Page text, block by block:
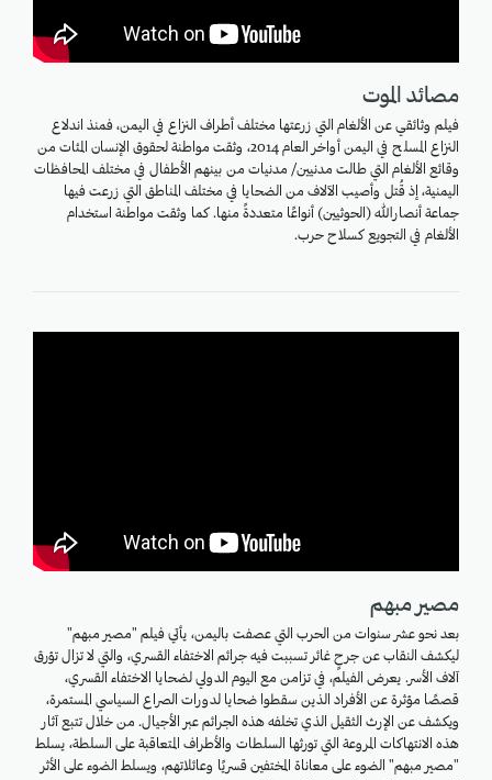
مصائد الموت
فيلم وثائقي عن الألغام التي زرعتها مختلف أطراف النزاع في اليمن، فمنذ اندلاع
النزاع المسلح في اليمن أواخر العام 2014، وثقت مواطنة لحقوق الإنسان المئات من
وقائع الألغام التي طالت مدنيين/ مدنيات من بينهم الأطفال في مختلف المحافظات
اليمنية، إذ قُتل وأصيب الآلاف من الضحايا في مختلف المناطق التي زرعت فيها
جماعة أنصارالله (الحوثيين) أنواعًا متعددةً منها. كما وثقت مواطنة استخدام
الألغام في التجويع كسلاح حرب.
مصير مبهم
بعد نحو عشر سنوات من الحرب التي عصفت باليمن، يأتي فيلم "مصير مبهم"
ليكشف النقاب عن جرحٍ غائر تسببت فيه جرائم الاختفاء القسري، والتي لا تزال تؤرق
آلاف الأسر. يعرض الفيلم، في تزامن مع اليوم الدولي لضحايا الاختفاء القسري،
قصصًا مؤثرة عن الأفراد الذين سقطوا ضحايا لدورات الصراع السياسي المستمرة،
ويكشف عن الإرث الثقيل الذي تخلفه هذه الجرائم عبر الأجيال. من خلال تتبع آثار
هذه الانتهاكات المروعة التي تورثها السلطات والأطراف المتعاقبة على السلطة، يسلط
"مصير مبهم" الضوء على معاناة المختفين قسريًا وعائلاتهم، ويسلط الضوء على الأثر